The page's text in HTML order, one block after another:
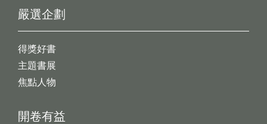
開卷有益
嚴選企劃
得獎好書
主題書展
焦點人物